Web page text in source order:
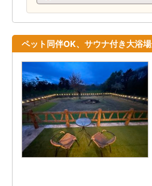
ペット同伴OK、サウナ付き大浴